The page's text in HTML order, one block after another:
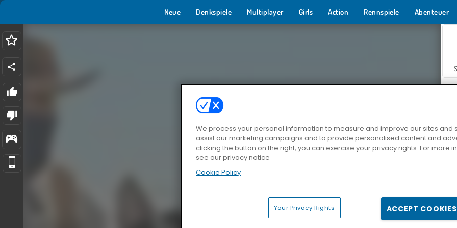
Neue Denkspiele Multiplayer Girls Action Rennspiele Abenteuer
We process your personal information to measure and improve our sites and
assist our marketing campaigns and to provide personalised content and
clicking the button on the right, you can exercise your privacy rights. For more
see our privacy notice
Cookie Policy
Your Privacy Rights ACCEPT COOKIES